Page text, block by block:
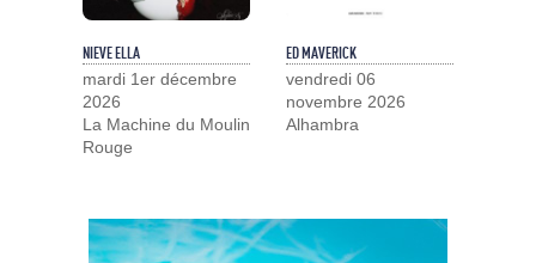
NIEVE ELLA
mardi 1er décembre
2026
La Machine du Moulin
Rouge
ED MAVERICK
vendredi 06
novembre 2026
Alhambra